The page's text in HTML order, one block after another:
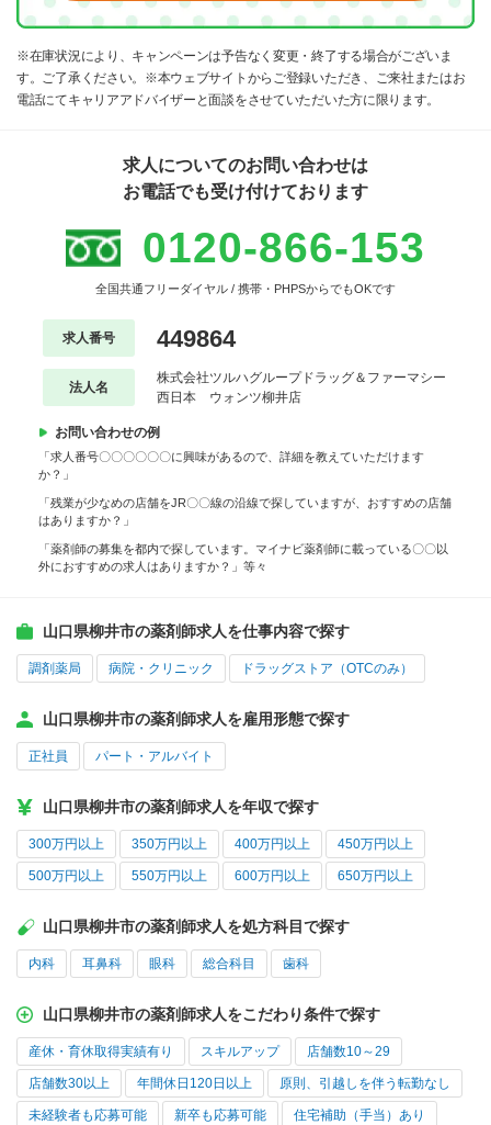
※在庫状況により、キャンペーンは予告なく変更・終了する場合がございま
す。ご了承ください。※本ウェブサイトからご登録いただき、ご来社またはお
電話にてキャリアアドバイザーと面談をさせていただいた方に限ります。
求人についてのお問い合わせは
お電話でも受け付けております
0120-866-153
全国共通フリーダイヤル / 携帯・PHPSからでもOKです
求人番号 449864
法人名
株式会社ツルハグループドラッグ＆ファーマシー
西日本 ウォンツ柳井店
お問い合わせの例
「求人番号〇〇〇〇〇〇に興味があるので、詳細を教えていただけます
か？」
「残業が少なめの店舗をJR〇〇線の沿線で探していますが、おすすめの店舗
はありますか？」
「薬剤師の募集を都内で探しています。マイナビ薬剤師に載っている〇〇以
外におすすめの求人はありますか？」等々
山口県柳井市の薬剤師求人を仕事内容で探す
調剤薬局 病院・クリニック ドラッグストア（OTCのみ）
山口県柳井市の薬剤師求人を雇用形態で探す
正社員 パート・アルバイト
山口県柳井市の薬剤師求人を年収で探す
300万円以上 350万円以上 400万円以上 450万円以上
500万円以上 550万円以上 600万円以上 650万円以上
山口県柳井市の薬剤師求人を処方科目で探す
内科 耳鼻科 眼科 総合科目 歯科
山口県柳井市の薬剤師求人をこだわり条件で探す
産休・育休取得実績有り スキルアップ 店舗数10～29
店舗数30以上 年間休日120日以上 原則、引越しを伴う転勤なし
未経験者も応募可能 新卒も応募可能 住宅補助（手当）あり